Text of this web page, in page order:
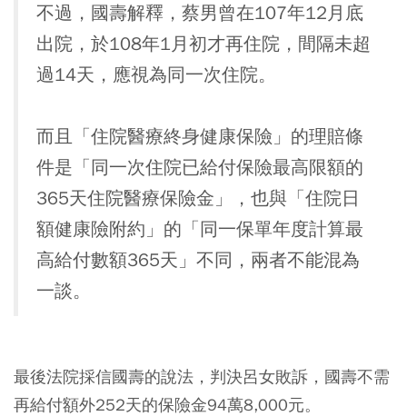
不過，國壽解釋，蔡男曾在107年12月底
出院，於108年1月初才再住院，間隔未超
過14天，應視為同一次住院。
而且「住院醫療終身健康保險」的理賠條
件是「同一次住院已給付保險最高限額的
365天住院醫療保險金」，也與「住院日
額健康險附約」的「同一保單年度計算最
高給付數額365天」不同，兩者不能混為
一談。
最後法院採信國壽的說法，判決呂女敗訴，國壽不需
再給付額外252天的保險金94萬8,000元。